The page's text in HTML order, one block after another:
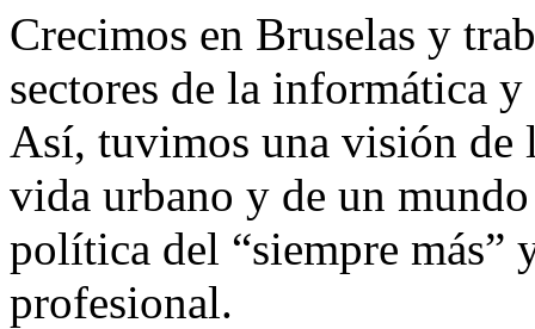
Crecimos en Bruselas y
sectores de la informática
Así, tuvimos una visión de
vida urbano y de un
política del “siempre más”
profesional.